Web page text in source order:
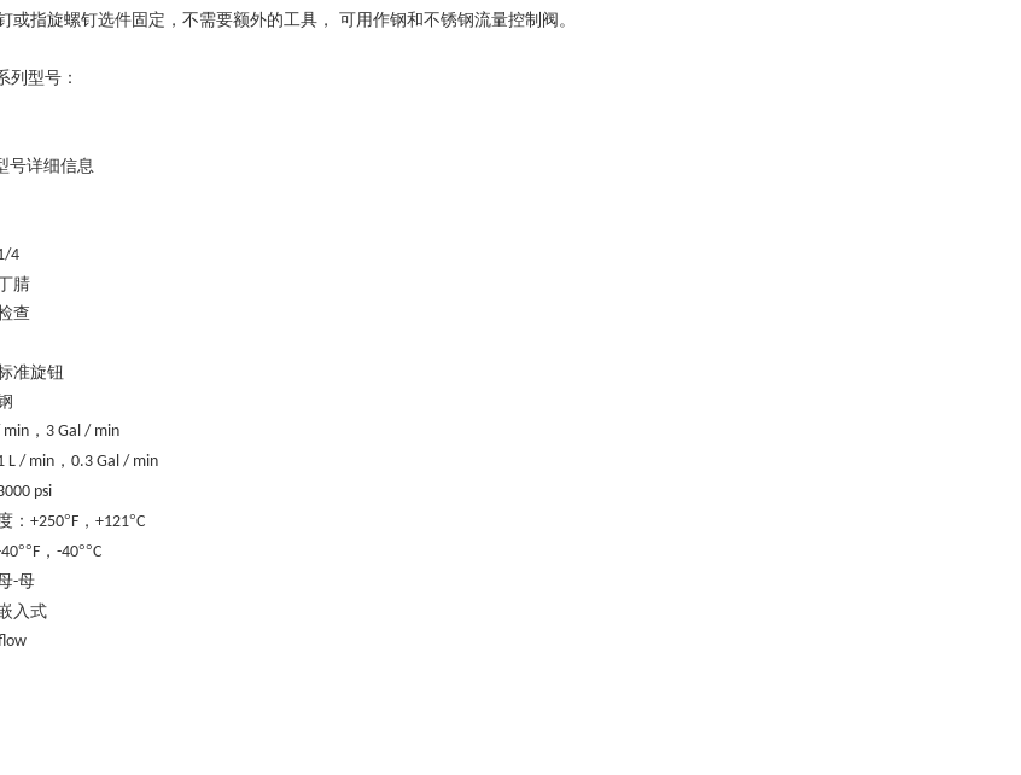
或指旋螺钉选件固定，不需要额外的工具， 可用作钢和不锈钢流量控制阀。
列型号：
号详细信息
4
腈
查
准旋钮
min ， 3 Gal / min
L / min ， 0.3 Gal / min
psi
： +250°F ， +121°C
°°F ， -40°°C
-母
入式